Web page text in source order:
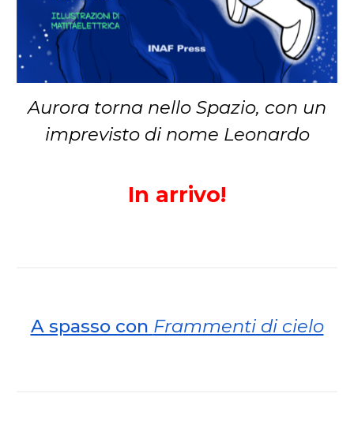
Aurora torna nello Spazio, con un
imprevisto di nome Leonardo
In arrivo!
A spasso con Frammenti di cielo